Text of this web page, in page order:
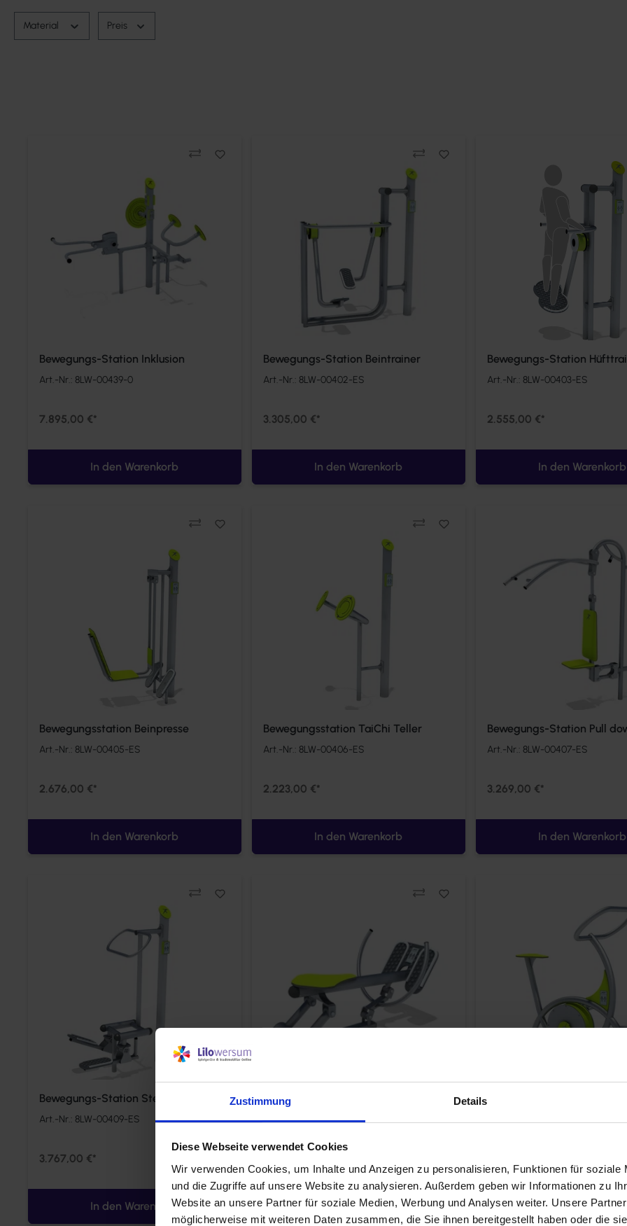
Zustimmung Details
Diese Webseite verwendet Cookies
Wir verwenden Cookies, um Inhalte und Anzeigen zu personalisieren, Funktionen für soziale
und die Zugriffe auf unsere Website zu analysieren. Außerdem geben wir Informationen zu
Website an unsere Partner für soziale Medien, Werbung und Analysen weiter. Unsere
möglicherweise mit weiteren Daten zusammen, die Sie ihnen bereitgestellt haben oder die
Material Preis
Bewegungs-Station Inklusion
Art.-Nr.: 8LW-00439-0
7.895,00 €*
In den Warenkorb
Bewegungs-Station Beintrainer
Art.-Nr.: 8LW-00402-ES
3.305,00 €*
In den Warenkorb
Bewegungs-Station
Art.-Nr.: 8LW-00403-ES
2.555,00 €*
In den Warenkorb
Bewegungsstation Beinpresse
Art.-Nr.: 8LW-00405-ES
2.676,00 €*
In den Warenkorb
Bewegungsstation TaiChi Teller
Art.-Nr.: 8LW-00406-ES
2.223,00 €*
In den Warenkorb
Bewegungs-Station Pull
Art.-Nr.: 8LW-00407-ES
3.269,00 €*
In den Warenkorb
Bewegungs-Station Stepper
Art.-Nr.: 8LW-00409-ES
3.767,00 €*
In den Warenkorb
Bewegungs-Station Ruderbank
Art.-Nr.:8LW-00410-ES
In den Warenkorb
Bewegungsstation Rad
In den Warenkorb